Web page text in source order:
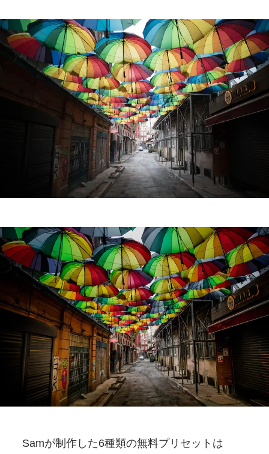
Samが制作した6種類の無料プリセットは